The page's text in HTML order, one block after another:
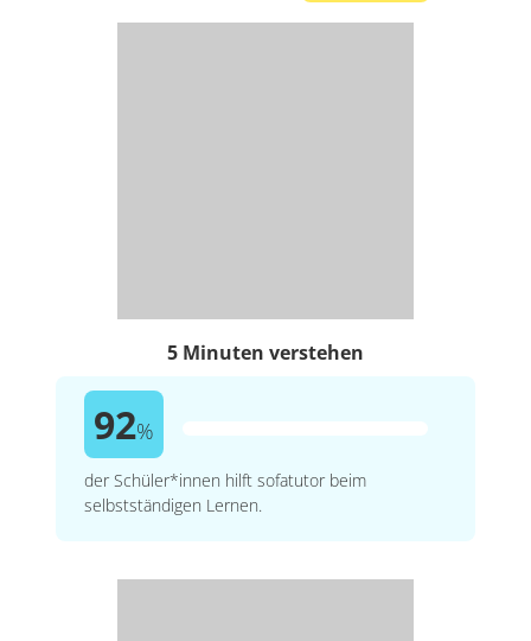
5 Minuten verstehen
92%
der Schüler*innen hilft sofatutor beim
selbstständigen Lernen.